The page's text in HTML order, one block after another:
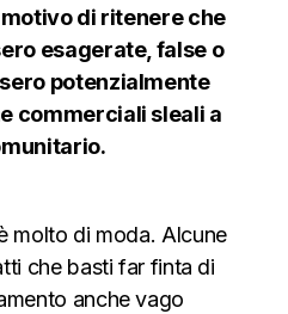
di ritenere che
esagerate, false o
potenzialmente
commerciali sleali a
.
molto di moda. Alcune
che basti far finta di
anche vago